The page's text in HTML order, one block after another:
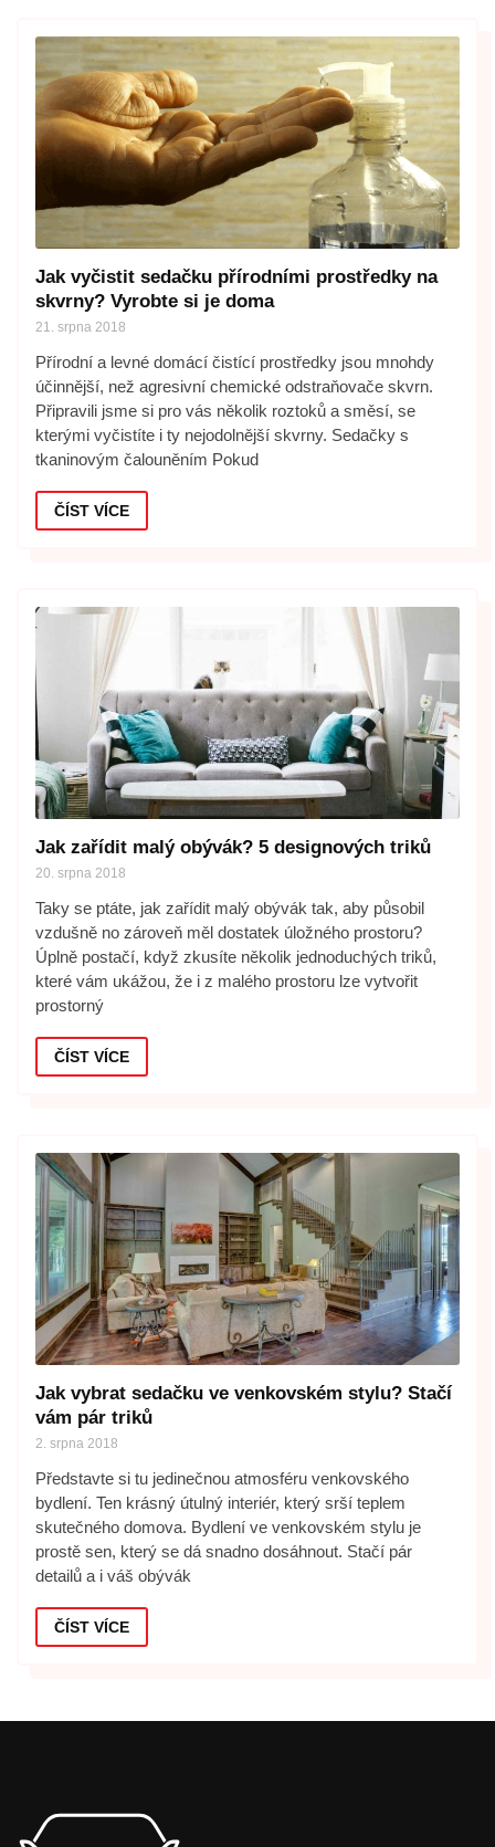
Jak vyčistit sedačku přírodními prostředky na
skvrny? Vyrobte si je doma
21. srpna 2018
Přírodní a levné domácí čistící prostředky jsou mnohdy
účinnější, než agresivní chemické odstraňovače skvrn.
Připravili jsme si pro vás několik roztoků a směsí, se
kterými vyčistíte i ty nejodolnější skvrny. Sedačky s
tkaninovým čalouněním Pokud
ČÍST VÍCE
Jak zařídit malý obývák? 5 designových triků
20. srpna 2018
Taky se ptáte, jak zařídit malý obývák tak, aby působil
vzdušně no zároveň měl dostatek úložného prostoru?
Úplně postačí, když zkusíte několik jednoduchých triků,
které vám ukážou, že i z malého prostoru lze vytvořit
prostorný
ČÍST VÍCE
Jak vybrat sedačku ve venkovském stylu? Stačí
vám pár triků
2. srpna 2018
Představte si tu jedinečnou atmosféru venkovského
bydlení. Ten krásný útulný interiér, který srší teplem
skutečného domova. Bydlení ve venkovském stylu je
prostě sen, který se dá snadno dosáhnout. Stačí pár
detailů a i váš obývák
ČÍST VÍCE